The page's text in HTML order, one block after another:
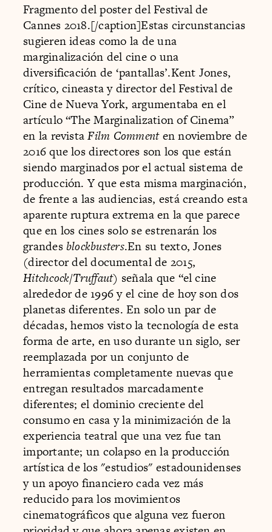
Fragmento del poster del Festival de
Cannes 2018.[/caption]Estas circunstancias
sugieren ideas como la de una
marginalización del cine o una
diversificación de ‘pantallas’.Kent Jones,
crítico, cineasta y director del Festival de
Cine de Nueva York, argumentaba en el
artículo “The Marginalization of Cinema”
en la revistaFilm Commenten noviembre de
2016 que los directores son los que están
siendo marginados por el actual sistema de
producción. Y que esta misma marginación,
de frente a las audiencias, está creando esta
aparente ruptura extrema en la que parece
que en los cines solo se estrenarán los
grandesblockbusters.En su texto, Jones
(director del documental de 2015,
Hitchcock/Truffaut) señala que “el cine
alrededor de 1996 y el cine de hoy son dos
planetas diferentes. En solo un par de
décadas, hemos visto la tecnología de esta
forma de arte, en uso durante un siglo, ser
reemplazada por un conjunto de
herramientas completamente nuevas que
entregan resultados marcadamente
diferentes; el dominio creciente del
consumo en casa y la minimización de la
experiencia teatral que una vez fue tan
importante; un colapso en la producción
artística de los "estudios" estadounidenses
y un apoyo financiero cada vez más
reducido para los movimientos
cinematográficos que alguna vez fueron